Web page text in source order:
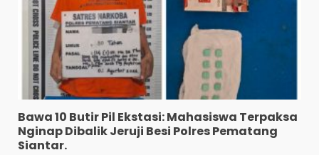
Bawa 10 Butir Pil Ekstasi: Mahasiswa Terpaksa
Nginap Dibalik Jeruji Besi Polres Pematang
Siantar.